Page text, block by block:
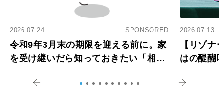
2026.07.24 SPONSORED
令和9年3月末の期限を迎える前に。家
を受け継いだら知っておきたい「相続
2026.07.13
【リゾ
はの醍